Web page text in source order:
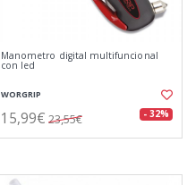
Manometro digital multifuncional
con led
WORGRIP
15,99€ 23,55€ - 32%